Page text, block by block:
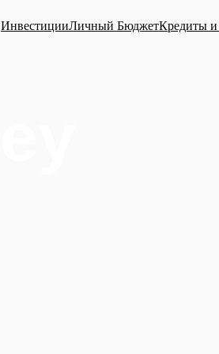
ИнвестицииЛичный БюджетКредиты